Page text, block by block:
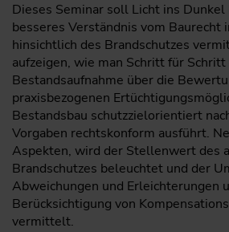
Dieses Seminar soll Licht ins
besseres Verständnis vom Baurecht
hinsichtlich des Brandschutzes
aufzeigen, wie man Schritt für
Bestandsaufnahme über die
praxisbezogenen
Bestandsbau schutzzielorientiert
Vorgaben rechtskonform ausführt.
Aspekten, wird der Stellenwert des
Brandschutzes beleuchtet und der
Abweichungen und Erleichterungen
Berücksichtigung von
vermittelt.